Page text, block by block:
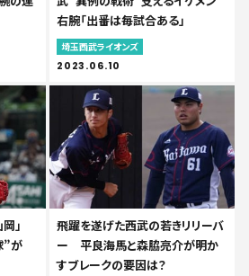
右腕「出番は毎試合ある」
埼玉西武ライオンズ
2023.06.10
岡」
”が
飛躍を遂げた西武の若きリリーバ
ー 平良海馬と森脇亮介が明か
すブレークの要因は？